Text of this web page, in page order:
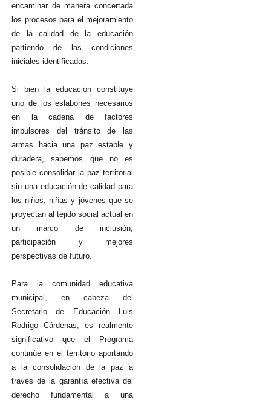
encaminar de manera concertada
los procesos para el mejoramiento
de la calidad de la educación
partiendo de las condiciones
iniciales identificadas.
Si bien la educación constituye
uno de los eslabones necesarios
en la cadena de factores
impulsores del tránsito de las
armas hacia una paz estable y
duradera, sabemos que no es
posible consolidar la paz territorial
sin una educación de calidad para
los niños, niñas y jóvenes que se
proyectan al tejido social actual en
un marco de inclusión,
participación y mejores
perspectivas de futuro.
Para la comunidad educativa
municipal, en cabeza del
Secretario de Educación Luis
Rodrigo Cárdenas, es realmente
significativo que el Programa
continúe en el territorio aportando
a la consolidación de la paz a
través de la garantía efectiva del
derecho fundamental a una